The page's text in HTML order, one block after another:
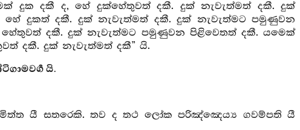
දුක දකී ද, හේ දුක්හේතුවත් දකී. දුක් නැවැත්මත් දකී. දුක්
දුකත් දකී. දුක් නැවැත්මත් දකී. දුක් නැවැත්මට පමුණුවන
දකී. දුක් නැවැත්මට පමුණුවන පිළිවෙතත් දකී. යමෙක්
දකී. දුක් නැවැත්මත් දකී” යි.
යි.
මිත්ත යී සතරෙකි. තව ද තථ ලෝක පරිඤ්ඤෙය්‍ය ගවම්පති යී